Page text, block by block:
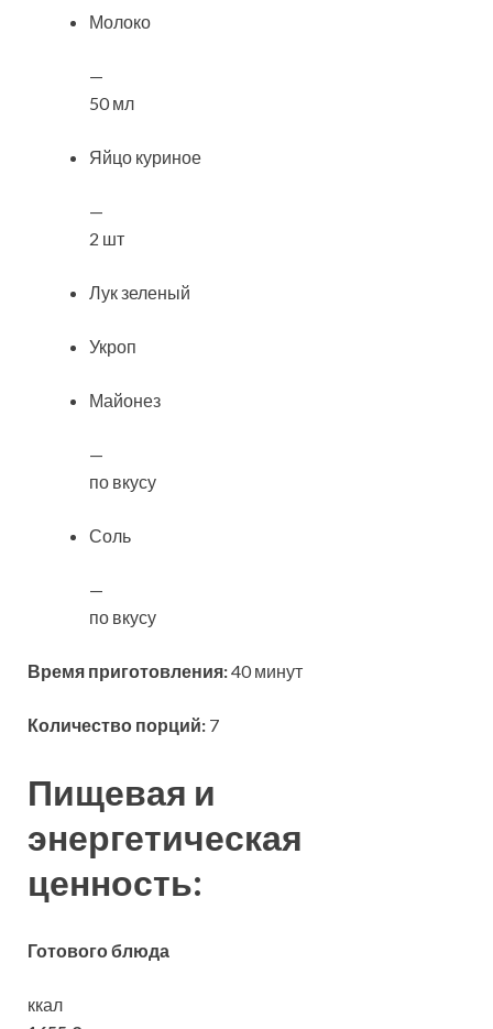
Молоко
—
50 мл
Яйцо куриное
—
2 шт
Лук зеленый
Укроп
Майонез
—
по вкусу
Соль
—
по вкусу
Время приготовления:40 минут
Количество порций: 7
Пищевая и
энергетическая
ценность:
Готового блюда
ккал